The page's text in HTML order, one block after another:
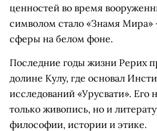
ценностей во время
символом стало «Знамя Мира»
сферы на белом фоне.
Последние годы жизни Рерих
долине Кулу, где основал
исследований «Урусвати». Его
только живопись, но и
философии, истории и этике.